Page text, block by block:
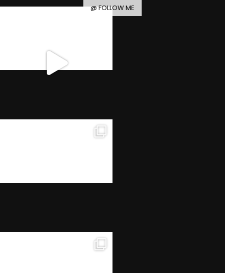
@ FOLLOW ME